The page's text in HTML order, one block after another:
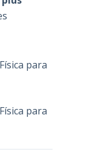
para
para